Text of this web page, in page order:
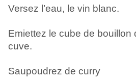
Versez l’eau, le vin blanc.
Emiettez le cube de
cuve.
Saupoudrez de curry